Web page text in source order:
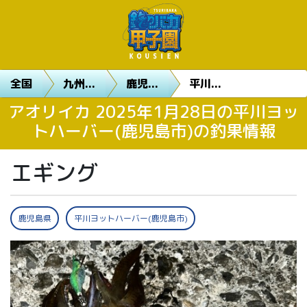
全国 九州... 鹿児... 平川...
アオリイカ 2025年1月28日の平川ヨッ
トハーバー(鹿児島市)の釣果情報
エギング
鹿児島県 平川ヨットハーバー(鹿児島市)